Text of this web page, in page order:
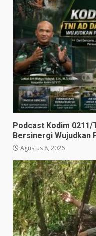
Podcast Kodim 0211/
Bersinergi Wujudkan
Agustus 8, 2026